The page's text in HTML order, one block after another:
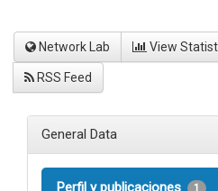
Network Lab View
RSS Feed
General Data